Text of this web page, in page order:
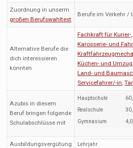
Zuordnung in unserm
großen Berufswahltest
Berufe im Verkehr /
Alternative Berufe die
dich interessieren
könnten
Fachkraft für
Karosserie- und
Küchen- und
Land- und
Servicefahrer/-in,
Azubis in diesem
Beruf bringen folgende
Schulabschlüsse mit
Hauptschule
Realschule
Gymnasium
Ausbildungsvergütung
Lehrjahr